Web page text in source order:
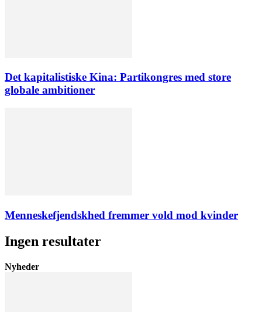
Det kapitalistiske Kina: Partikongres med store
globale ambitioner
Menneskefjendskhed fremmer vold mod kvinder
Ingen resultater
Nyheder